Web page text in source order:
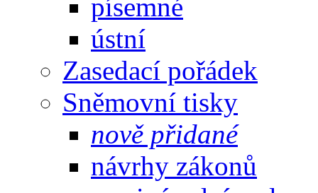
písemné
ústní
Zasedací pořádek
Sněmovní tisky
nově přidané
návrhy zákonů